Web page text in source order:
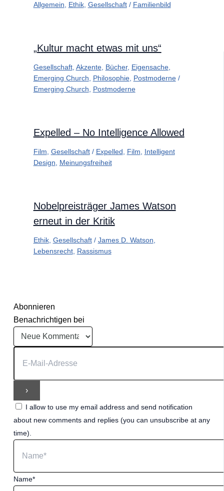
Allgemein Ethik, Gesellschaft/ Familienbild
„Kultur macht etwas mit uns“
Gesellschaft, Akzente, Bücher, Eigensache,
Emerging Church
Philosophie, Postmoderne/
Emerging Church
Postmoderne
Expelled – No Intelligence Allowed
Film Gesellschaft/ Expelled Film
Intelligent
Design
Meinungsfreiheit
Nobelpreisträger James Watson
erneut in der Kritik
Ethik, Gesellschaft/ James D. Watson
Lebensrecht, Rassismus
Abonnieren
Benachrichtigen bei
I allow to use my email address and send notification
about new comments and replies (you can unsubscribe at any
time).
Name*